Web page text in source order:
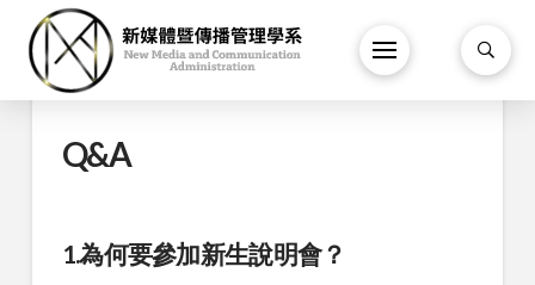
Q&A
1.為何要參加新生說明會？